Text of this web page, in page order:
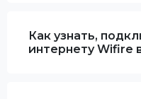
Как узнать,
интернету Wifire